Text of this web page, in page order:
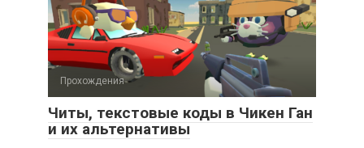
Прохождения
Читы, текстовые коды в Чикен Ган
и их альтернативы